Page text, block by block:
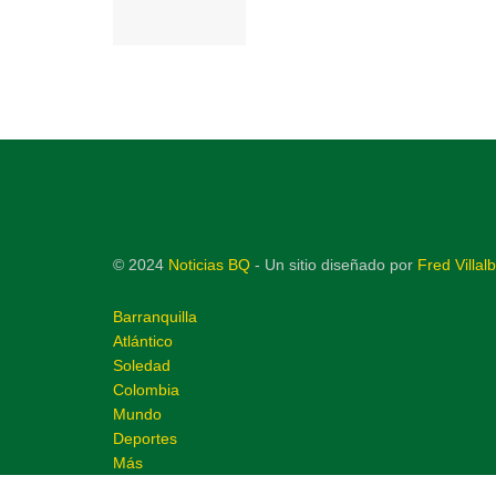
© 2024 Noticias BQ - Un sitio diseñado por Fred
Barranquilla
Atlántico
Soledad
Colombia
Mundo
Deportes
Más